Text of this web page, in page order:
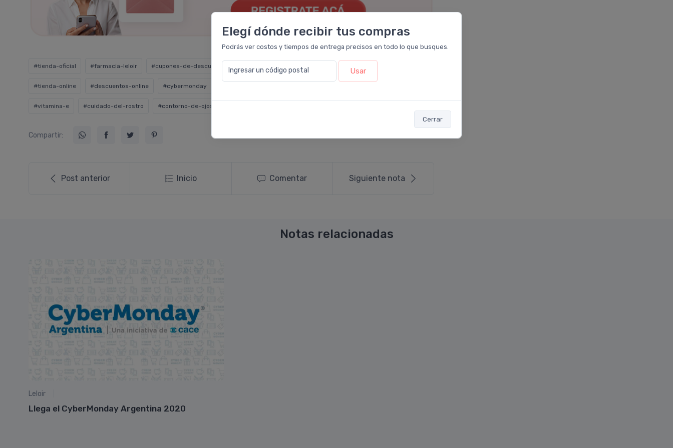
Elegí dónde recibir tus compras
Podrás ver costos y tiempos de entrega precisos en todo lo que busques.
Ingresar un código postal Usar
Cerrar
#tienda-oficial #farmacia-leloir #cupones-de-descuento #beneficios #perlivit-ha
#tienda-online #descuentos-online #cybermonday
#vitamina-e #cuidado-del-rostro #contorno-de-ojos
Compartir:
Post anterior Inicio Comentar Siguiente nota
Notas relacionadas
Leloir
Llega el CyberMonday Argentina 2020